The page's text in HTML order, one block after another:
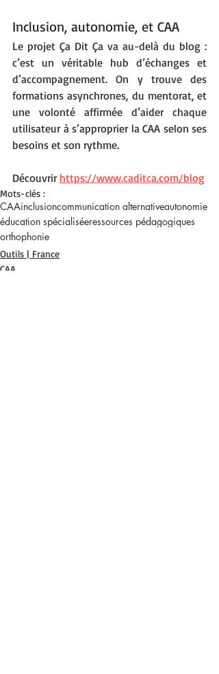
Inclusion, autonomie, et CAA
Le projet Ça Dit Ça va au-delà du blog :
c’est un véritable hub d’échanges et
d’accompagnement. On y trouve des
formations asynchrones, du mentorat, et
une volonté affirmée d’aider chaque
utilisateur à s’approprier la CAA selon ses
besoins et son rythme.
Découvrir https://www.caditca.com/blog
Mots-clés :
CAAinclusioncommunication alternativeautonomie
éducation spécialiséeressources pédagogiques
orthophonie
Outils | France
CAA